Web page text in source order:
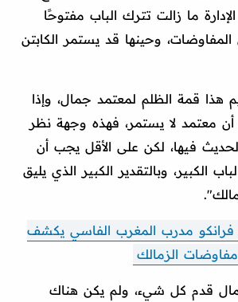
ما زالت تترك الباب مفتوحًا
وحينها قد يستمر الكابتن
هذا قمة الظلم لمعتمد جمال، وإذا
معتمد لا يستمر، فهذه وجهة نظر
فيها، لكن على الأقل يجب أن
الكبير، وبالتقدير الكبير الذي يليق
فرانكو مدرب المغرب الفاسي يكشف
الزمالك
قدم كل شيء، ولم يكن هناك